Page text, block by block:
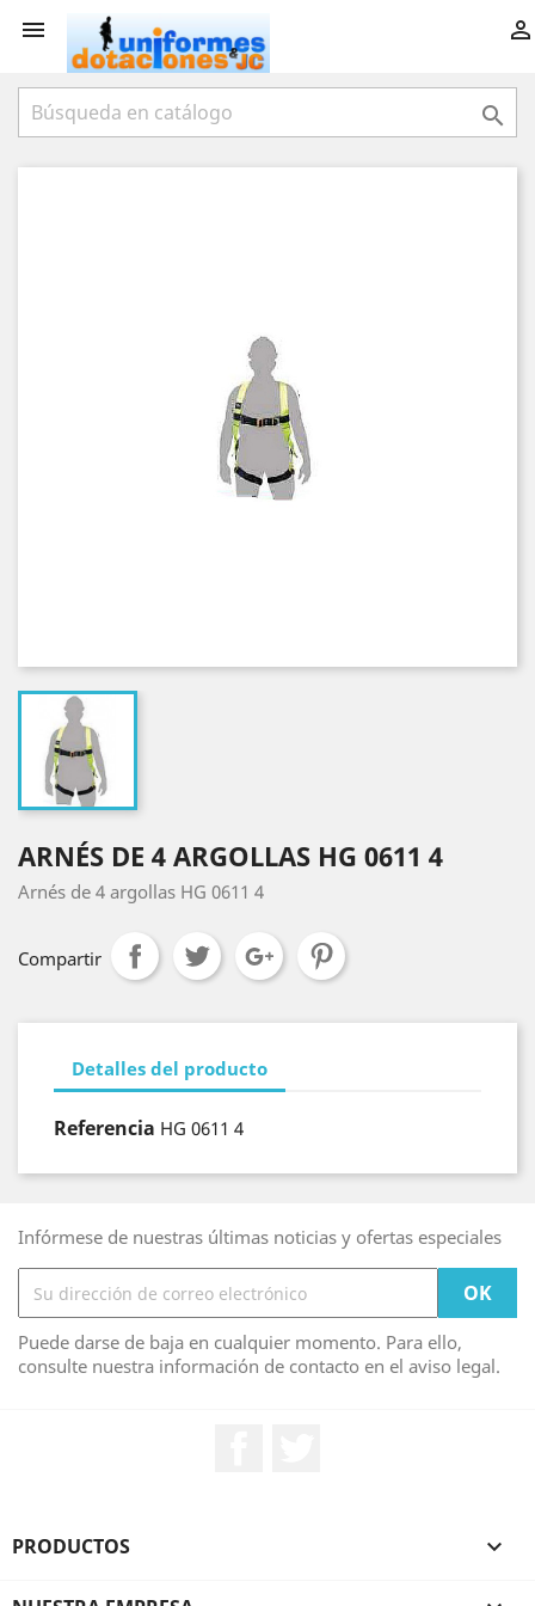
 

ARNÉS DE 4 ARGOLLAS HG 0611 4
Arnés de 4 argollas HG 0611 4
Compartir
Detalles del producto
Referencia HG 0611 4
Infórmese de nuestras últimas noticias y ofertas especiales
Puede darse de baja en cualquier momento. Para ello,
consulte nuestra información de contacto en el aviso legal.
PRODUCTOS 